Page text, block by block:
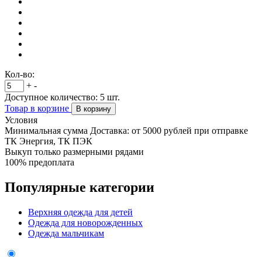
Кол-во:
+ -
Доступное количество: 5 шт.
Товар в корзине
В корзину
Условия
Минимальная сумма Доставка: от 5000 рублей при отправке
ТК Энергия, ТК ПЭК
Выкуп только размерными рядами
100% предоплата
Популярные категории
Верхняя одежда для детей
Одежда для новорожденных
Одежда мальчикам